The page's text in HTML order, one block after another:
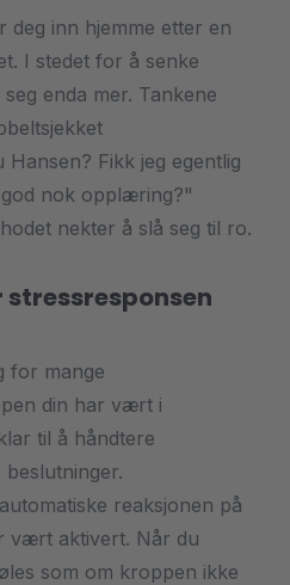
deg inn hjemme etter en
I stedet for å senke
enda mer. Tankene
Hansen? Fikk jeg egentlig
nok opplæring?"
nekter å slå seg til ro.
for mange
din har vært i
til å håndtere
reaksjonen på
vært aktivert. Når du
som om kroppen ikke